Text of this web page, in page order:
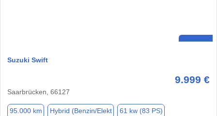
Suzuki Swift
9.999 €
Saarbrücken, 66127
95.000 km Hybrid (Benzin/Elekt 61 kw (83 PS)